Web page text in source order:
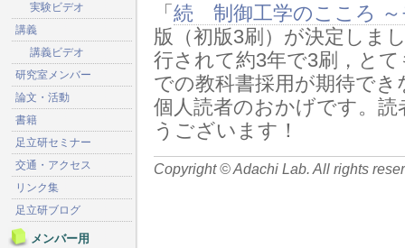
「 続 制御工学のこころ ～
版（初版3刷）が決定しま
行されて約3年で3刷，と
での教科書採用が期待で
個人読者のおかげです。
うございます！
Copyright © Adachi Lab. All rights
実験ビデオ
講義
講義ビデオ
研究室メンバー
論文・活動
書籍
足立研セミナー
交通・アクセス
リンク集
足立研ブログ
メンバー用